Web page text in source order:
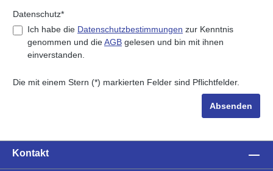
Datenschutz*
Ich habe die Datenschutzbestimmungen zur Kenntnis
genommen und dieAGB gelesen und bin mit ihnen
einverstanden.
Die mit einem Stern (*) markierten Felder sind Pflichtfelder.
Absenden
Kontakt